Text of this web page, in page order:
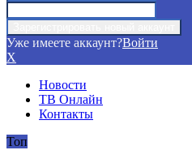
Уже имеете аккаунт?Войти
X
Новости
ТВ Онлайн
Контакты
Топ